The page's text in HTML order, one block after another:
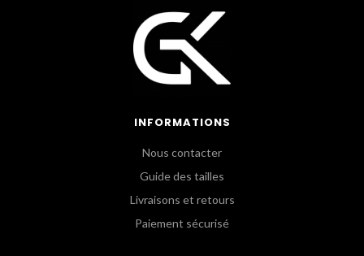
INFORMATIONS
Nous contacter
Guide des tailles
Livraisons et retours
Paiement sécurisé